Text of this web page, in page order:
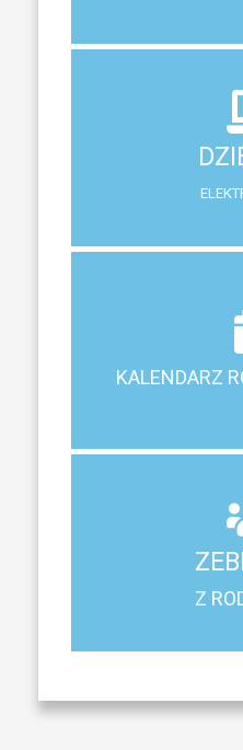
System zewnętrzny do
KALENDARZ
KALENDARZ
Terminy ferii,
Z
Z
Harmonogram